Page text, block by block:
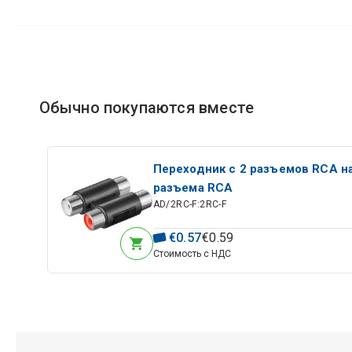
Обычно покупаются вместе
Переходник с 2 разъемов RCA
разъема RCA
AD/2RC-F:2RC-F
€0.57€0.59
Стоимость с НДС